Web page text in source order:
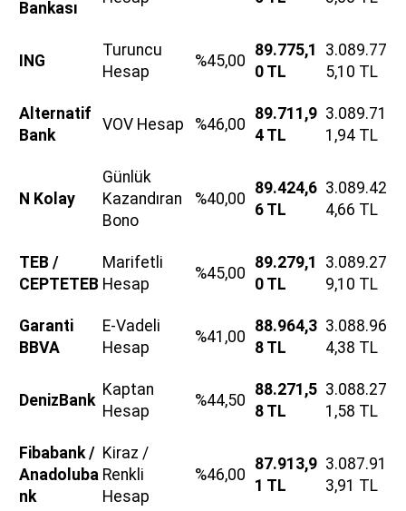
Bankası
ING
Turuncu
Hesap
%45,00
89.775,1
0 TL
3.089.77
5,10 TL
Alternatif
Bank
VOV Hesap %46,00
89.711,9
4 TL
3.089.71
1,94 TL
N Kolay
Günlük
Kazandıran
Bono
%40,00
89.424,6
6 TL
3.089.42
4,66 TL
TEB /
CEPTETEB
Marifetli
Hesap
%45,00
89.279,1
0 TL
3.089.27
9,10 TL
Garanti
BBVA
E-Vadeli
Hesap
%41,00
88.964,3
8 TL
3.088.96
4,38 TL
DenizBank
Kaptan
Hesap
%44,50
88.271,5
8 TL
3.088.27
1,58 TL
Fibabank /
Anadoluba
nk
Kiraz /
Renkli
Hesap
%46,00
87.913,9
1 TL
3.087.91
3,91 TL